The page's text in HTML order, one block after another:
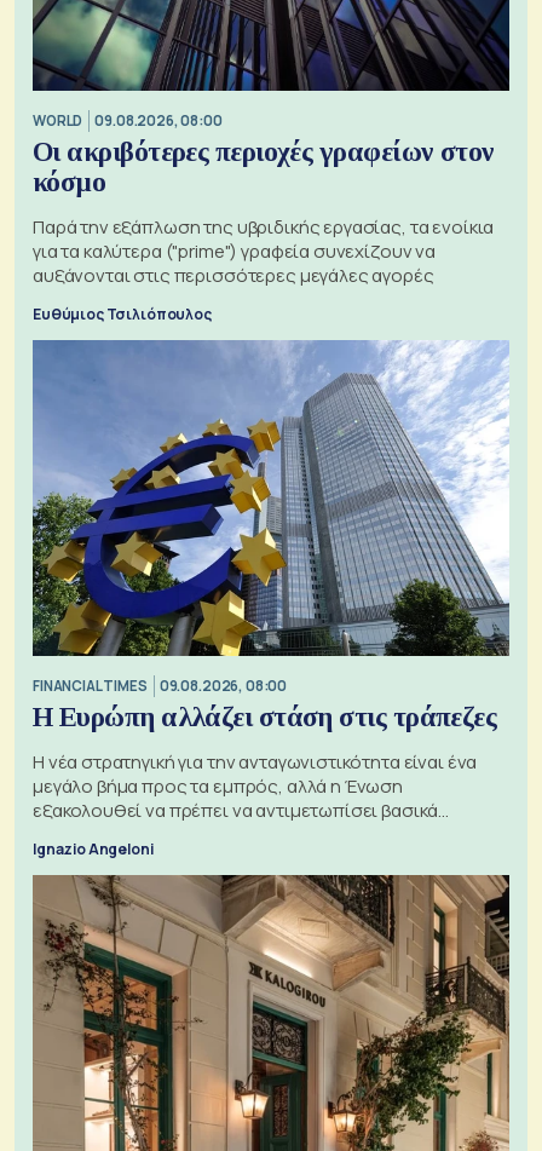
WORLD 09.08.2026, 08:00
Οι ακριβότερες περιοχές γραφείων στον
κόσμο
Παρά την εξάπλωση της υβριδικής εργασίας, τα ενοίκια
για τα καλύτερα ("prime") γραφεία συνεχίζουν να
αυξάνονται στις περισσότερες μεγάλες αγορές
Ευθύμιος Τσιλιόπουλος
FINANCIAL TIMES 09.08.2026, 08:00
Η Ευρώπη αλλάζει στάση στις τράπεζες
Η νέα στρατηγική για την ανταγωνιστικότητα είναι ένα
μεγάλο βήμα προς τα εμπρός, αλλά η Ένωση
εξακολουθεί να πρέπει να αντιμετωπίσει βασικά
Ignazio Angeloni